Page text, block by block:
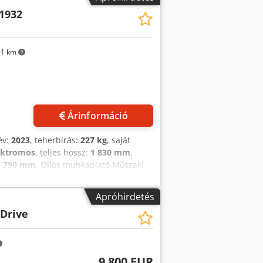
és kezelőjének – könnyen
km
Árinformáció
2023, teherbírás: 227 kg, saját
, teljes hossz: 1 830 mm,
790 mm, Ollós munkaplató Műszaki
állapot: 80 - 100% Csdpfx
Apróhirdetés
Drive